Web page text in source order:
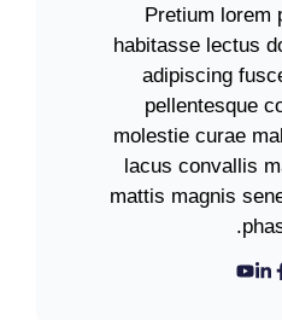
Pretium lorem
habitasse lectus
adipiscing
pellentesque
molestie curae
lacus convallis
mattis magnis